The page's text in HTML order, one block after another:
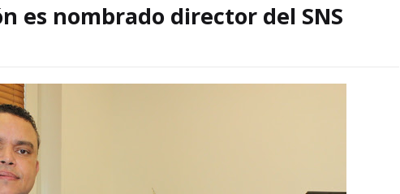
es nombrado director del SNS